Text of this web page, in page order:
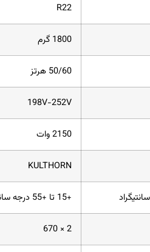
R22
1800 گرم
50/60 هرتز
198V-252V
2150 وات
KULTHORN
+15 تا +55 درجه سانتیگراد
2 × 670